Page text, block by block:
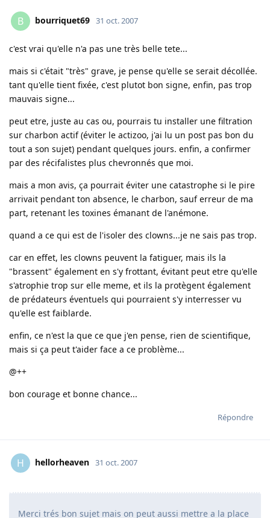
B bourriquet69 31 oct. 2007
c'est vrai qu'elle n'a pas une très belle tete...
mais si c'était "très" grave, je pense qu'elle se serait décollée.
tant qu'elle tient fixée, c'est plutot bon signe, enfin, pas trop
mauvais signe...
peut etre, juste au cas ou, pourrais tu installer une filtration
sur charbon actif (éviter le actizoo, j'ai lu un post pas bon du
tout a son sujet) pendant quelques jours. enfin, a confirmer
par des récifalistes plus chevronnés que moi.
mais a mon avis, ça pourrait éviter une catastrophe si le pire
arrivait pendant ton absence, le charbon, sauf erreur de ma
part, retenant les toxines émanant de l'anémone.
quand a ce qui est de l'isoler des clowns...je ne sais pas trop.
car en effet, les clowns peuvent la fatiguer, mais ils la
"brassent" également en s'y frottant, évitant peut etre qu'elle
s'atrophie trop sur elle meme, et ils la protègent également
de prédateurs éventuels qui pourraient s'y interresser vu
qu'elle est faiblarde.
enfin, ce n'est la que ce que j'en pense, rien de scientifique,
mais si ça peut t'aider face a ce problème...
@++
bon courage et bonne chance...
Répondre
H hellorheaven 31 oct. 2007
Merci trés bon sujet mais on peut aussi mettre a la place